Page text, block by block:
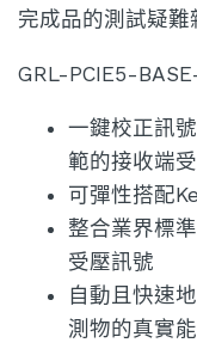
完成品的測試疑難
GRL-PCIE5-
一鍵校正訊
範的接收端
可彈性搭配
整合業界標
受壓訊號
自動且快速
測物的真實